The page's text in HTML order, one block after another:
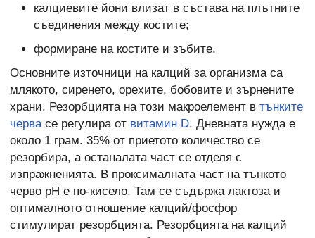
калциевите йони влизат в състава на плътните
съединения между костите;
формиране на костите и зъбите.
Основните източници на калций за организма са
млякото, сиренето, орехите, бобовите и зърнените
храни. Резорбцията на този макроелемент в тънките
червасе регулира от витамин D. Дневната нужда е
около 1 грам. 35% от приетото количество се
резорбира, а останалата част се отделя с
изпражненията. В проксималната част на тънкото
черво рН е по-кисело. Там се съдържа лактоза и
оптималното отношение калций/фосфор
стимулират резорбцията. Резорбцията на калций